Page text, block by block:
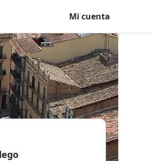
Mi cuenta